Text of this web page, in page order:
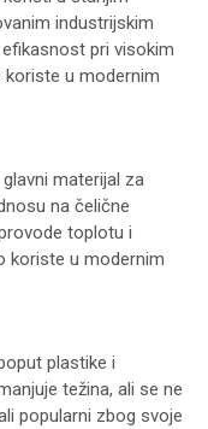
industrijskim
pri visokim
koriste u modernim
materijal za
na čelične
toplotu i
koriste u modernim
plastike i
težina, ali se ne
popularni zbog svoje